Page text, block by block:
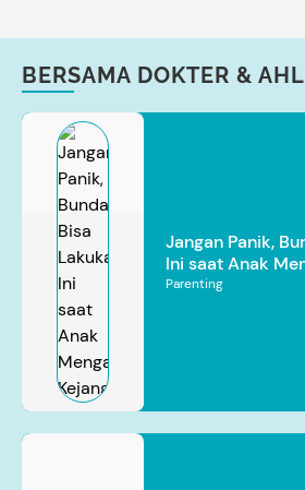
BERSAMA DOKTER &
Jangan Panik,
Ini saat Anak
Parenting